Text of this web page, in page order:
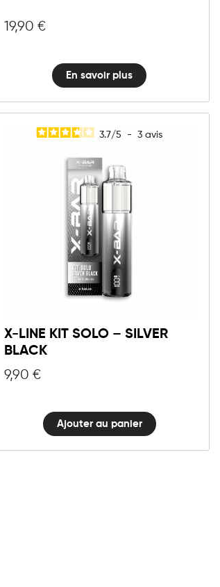
19,90 €
En savoir plus
3.7/5 - 3avis
X-LINE KIT SOLO – SILVER
BLACK
9,90 €
X-
Line
Kit
-
Ajouter au panier